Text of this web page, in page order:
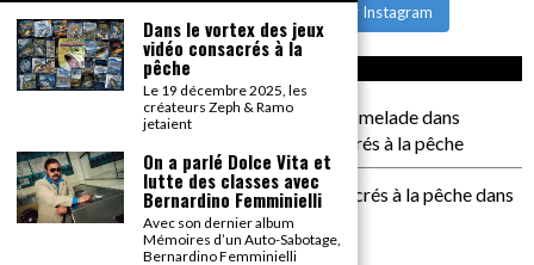
Suivre sur Instagram
il a pas de genoux Messi comme P comeladedans
Dans le vortex des jeux vidéo consacrés à la pêche
Dans le vortex des jeux vidéos consacrés à la pêchedans
PACÔME THIELLEMENT
La séance d’Hip Gnose
Dans le vortex des jeux
vidéo consacrés à la
pêche
Le 19 décembre 2025, les
créateurs Zeph & Ramo
jetaient
On a parlé Dolce Vita et
lutte des classes avec
Bernardino Femminielli
Avec son dernier album
Mémoires d’un Auto-Sabotage,
Bernardino Femminielli